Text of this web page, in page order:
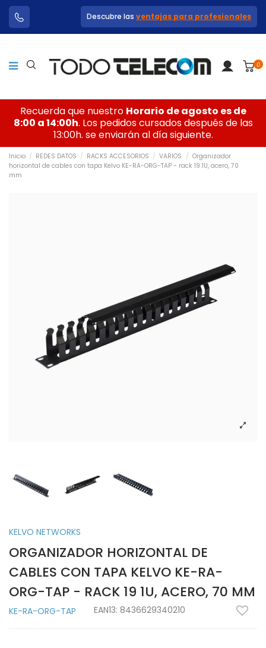
Descubre las ventajas para profesionales
0
Recuerda que nuestro Horario de agosto es de
8:00 a 14:00h. Los pedidos cursados después de las
13:00h. se enviarán al día siguiente.
Inicio REDES DATOS RACKS ACCESORIOS VARIOS
Organizador
horizontal de cables con tapa Kelvo KE-RA-ORG-TAP - rack 19 1U, acero, 70
mm
KELVO NETWORKS
ORGANIZADOR HORIZONTAL DE
CABLES CON TAPA KELVO KE-RA-
ORG-TAP - RACK 19 1U, ACERO, 70 MM
KE-RA-ORG-TAP EAN13: 8436629340210